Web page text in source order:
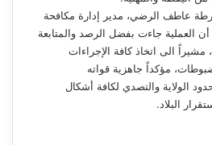
عاطف الرضي، مدير إدارة مكافحة
أن العملية جاءت بفضل الرصد والمتابعة
مشيراً الى اتخاذ كافة الإجراءات
مؤكداً جاهزية قواته
الولاية والتصدي لكافة أشكال
البلاد.